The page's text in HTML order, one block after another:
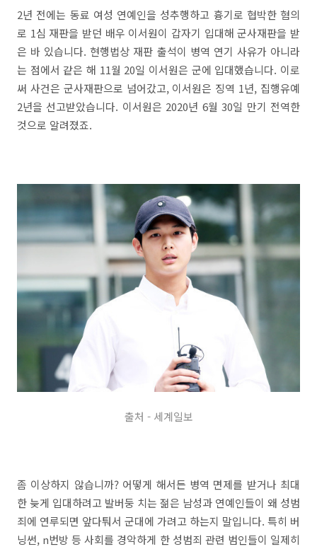
2년 전에는 동료 여성 연예인을 성추행하고 흉기로 협박한 혐의
로 1심 재판을 받던 배우 이서원이 갑자기 입대해 군사재판을 받
은 바 있습니다. 현행법상 재판 출석이 병역 연기 사유가 아니라
는 점에서 같은 해 11월 20일 이서원은 군에 입대했습니다. 이로
써 사건은 군사재판으로 넘어갔고, 이서원은 징역 1년, 집행유예
2년을 선고받았습니다. 이서원은 2020년 6월 30일 만기 전역한
것으로 알려졌죠.
출처 - 세계일보
좀 이상하지 않습니까? 어떻게 해서든 병역 면제를 받거나 최대
한 늦게 입대하려고 발버둥 치는 젊은 남성과 연예인들이 왜 성범
죄에 연루되면 앞다퉈서 군대에 가려고 하는지 말입니다. 특히 버
닝썬, n번방 등 사회를 경악하게 한 성범죄 관련 범인들이 일제히